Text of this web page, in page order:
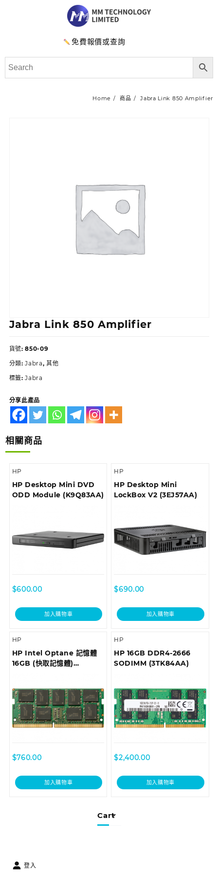
免費報價或查詢
Cart
Home 商品 Jabra Link 850 Amplifier
Jabra Link 850 Amplifier
貨號:850-09
分類:Jabra,其他
標籤:Jabra
分享此產品
相關商品
HP
HP Desktop Mini DVD
ODD Module (K9Q83AA)
$600.00
加入購物車
HP
HP Desktop Mini
LockBox V2 (3EJ57AA)
$690.00
加入購物車
HP
HP Intel Optane 記憶體
16GB (快取記憶體)
$760.00
加入購物車
HP
HP 16GB DDR4-2666
SODIMM (3TK84AA)
$2,400.00
加入購物車
登入